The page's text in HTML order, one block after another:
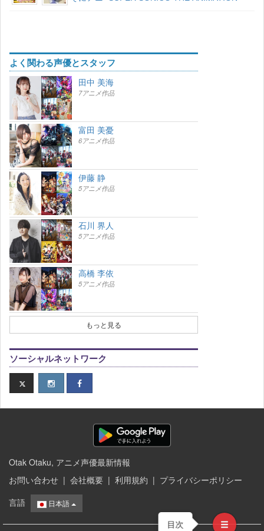
よく関わる声優とスタッフ
田中 美海
7アニメ作品
富田 美憂
6アニメ作品
伊藤 静
5アニメ作品
石川 界人
5アニメ作品
高橋 李依
5アニメ作品
もっと見る
目次
ソーシャルネットワーク
Otak Otaku, アニメ声優最新情報
お問い合わせ | 会社概要 | 利用規約 | プライバシーポリシー
言語
日本語